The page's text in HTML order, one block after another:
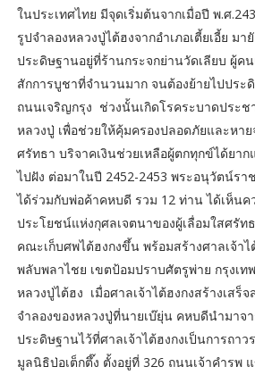
ในประเทศไทย มีจุดเริ่มต้นจากเมื่อปี พ.ศ
รูปจำลองหลวงปู่ไต้ฮงจากอำเภอเตี้ยเอี้ย มา
ประดิษฐานอยู่ที่ร้านกระจกย่านวัดเลียบ ผู้ค
สักการบูชาที่จำนวนมาก จนต้องย้ายไปปร
ถนนเจริญกรุง ช่วงนั้นเกิดโรคระบาดประช
หลวงปู่ เพื่อช่วยให้คุ้มครองปลอดภัยและหา
ศรัทธา บริจาคเงินช่วยเหลือผู้ตกทุกข์ได้ยา
ไปฝัง ต่อมาในปี 2452-2453 พระอนุวัตน์ร
ได้ร่วมกับพ่อค้าคหบดี รวม 12 ท่าน ได้เห็น
ประโยชน์แห่งกุศลเจตนาของผู้เลื่อมใสศรัท
คณะเก็บศพไต้ฮงกงขึ้น พร้อมสร้างศาลเจ้า
พลับพลาไชย เขตป้อมปราบศัตรูพ่าย กรุงเท
หลวงปู่ไต้ฮง เมื่อศาลเจ้าไต้ฮงกงสร้างเส
จำลองของหลวงปู่ที่นายเบ๊ยุ่น คหบดีนำมาจ
ประดิษฐานไว้ที่ศาลเจ้าไต้ฮงกงเป็นการถาว
มูลนิธิป่อเต็กตึ๊ง ตั้งอยู่ที่ 326 ถนนเจ้าคำรพ